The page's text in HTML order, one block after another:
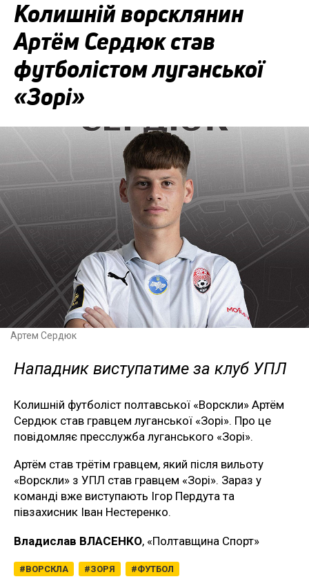
Колишній ворсклянин
Артём Сердюк став
футболістом луганської
«Зорі»
Артем Сердюк
Нападник виступатиме за клуб УПЛ
Колишній футболіст полтавської «Ворскли» Артём
Сердюк став гравцем луганської «Зорі». Про це
повідомляє пресслужба луганського «Зорі».
Артём став трётім гравцем, який після вильоту
«Ворскли» з УПЛ став гравцем «Зорі». Зараз у
команді вже виступають Ігор Пердута та
півзахисник Іван Нестеренко.
Владислав ВЛАСЕНКО, «Полтавщина Спорт»
ВОРСКЛА ЗОРЯ ФУТБОЛ